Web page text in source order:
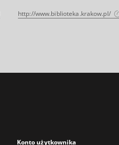
http://www.biblioteka.krakow.pl/
Konto użytkownika